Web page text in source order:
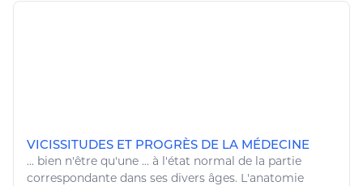
VICISSITUDES ET PROGRÈS DE LA MÉDECINE
... bien n'être qu'une ... à l'état normal de la partie
correspondante dans ses divers âges. L'anatomie